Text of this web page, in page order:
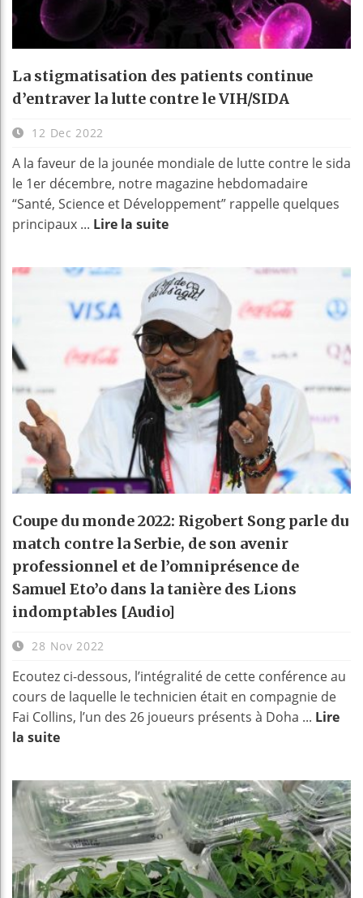
La stigmatisation des patients continue
d’entraver la lutte contre le VIH/SIDA
12 Dec 2022
A la faveur de la jounée mondiale de lutte contre le sida
le 1er décembre, notre magazine hebdomadaire
“Santé, Science et Développement” rappelle quelques
principaux ... Lire la suite
Coupe du monde 2022: Rigobert Song parle du
match contre la Serbie, de son avenir
professionnel et de l’omniprésence de
Samuel Eto’o dans la tanière des Lions
indomptables [Audio]
28 Nov 2022
Ecoutez ci-dessous, l’intégralité de cette conférence au
cours de laquelle le technicien était en compagnie de
Fai Collins, l’un des 26 joueurs présents à Doha ... Lire
la suite